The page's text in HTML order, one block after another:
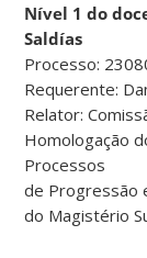
Nível 1 do
Saldías
Processo:
Requerente:
Relator:
Homologação
Processos
de Progressão
do Magistério